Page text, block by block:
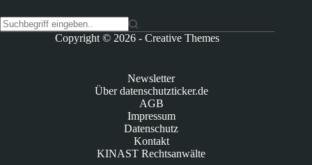
Copyright © 2026 -Creative Themes
Newsletter
Über datenschutzticker.de
AGB
Impressum
Datenschutz
Kontakt
KINAST Rechtsanwälte